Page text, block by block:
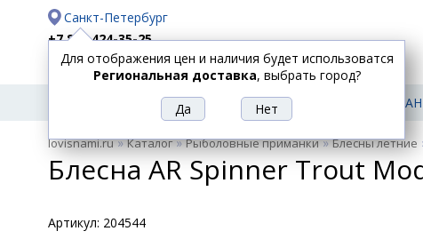
Санкт-Петербург
+7 812 424-35-25
Доставка
Оплата
Для отображения цен и наличия будет использоватся
Региональная доставка, выбрать город?
РЫБОЛОВНЫЕ
ТОВАРЫ
СПИННИНГИ КАТУШКИ
lovisnami.ru»Каталог»Рыболовные приманки»Блесны летние
Блесна AR Spinner Trout
Артикул: 204544